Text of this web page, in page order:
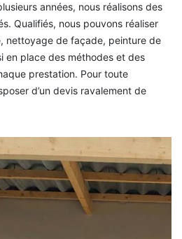
années, nous réalisons des
Qualifiés, nous pouvons réaliser
nettoyage de façade, peinture de
en place des méthodes et des
prestation. Pour toute
d’un devis ravalement de